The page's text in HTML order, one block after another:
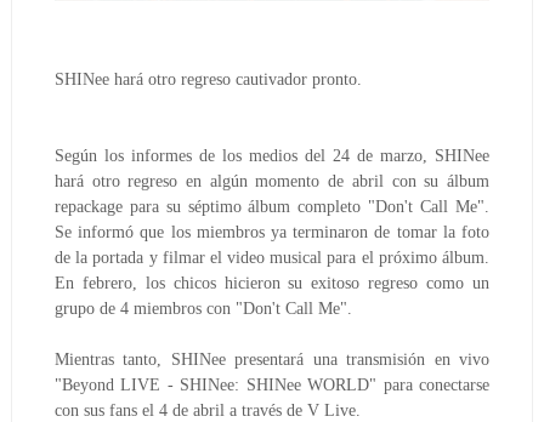
SHINee hará otro regreso cautivador pronto.
Según los informes de los medios del 24 de marzo, SHINee
hará otro regreso en algún momento de abril con su álbum
repackage para su séptimo álbum completo "Don't Call Me".
Se informó que los miembros ya terminaron de tomar la foto
de la portada y filmar el video musical para el próximo álbum.
En febrero, los chicos hicieron su exitoso regreso como un
grupo de 4 miembros con "Don't Call Me".
Mientras tanto, SHINee presentará una transmisión en vivo
"Beyond LIVE - SHINee: SHINee WORLD" para conectarse
con sus fans el 4 de abril a través de V Live.